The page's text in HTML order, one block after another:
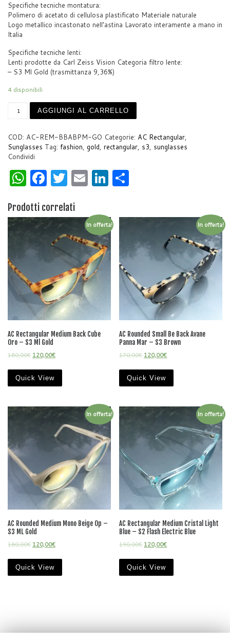
Specifiche tecniche montatura:
Polimero di acetato di cellulosa plastificato Materiale naturale
Logo metallico incastonato nell’astina Lavorato interamente a mano in
Italia
Specifiche tecniche lenti:
Lenti prodotte da Carl Zeiss Vision Categoria filtro lente:
– S3 Ml Gold (trasmittanza 9,36%)
4 disponibili
AGGIUNGI AL CARRELLO
COD: AC-REM-BBABPM-GO Categorie: AC Rectangular,
Sunglasses Tag: fashion, gold, rectangular, s3, sunglasses
Condividi
W
at
s
A
p
F
c
e
b
o
o
k
T
itt
er
E
ai
l
Li
k
e
dI
n
ar
e
Prodotti correlati
In offerta!
AC Rectangular Medium Back Cube
Oro – S3 Ml Gold
180,00€ 120,00€
Quick View
In offerta!
AC Rounded Small Be Back Avane
Panna Mar – S3 Brown
170,00€ 120,00€
Quick View
In offerta!
AC Rounded Medium Mono Beige Op –
S3 ML Gold
180,00€ 120,00€
Quick View
In offerta!
AC Rectangular Medium Cristal Light
Blue – S2 Flash Electric Blue
190,00€ 120,00€
Quick View